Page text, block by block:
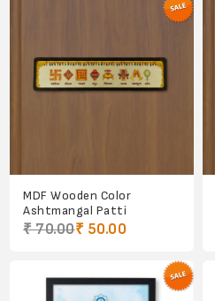
MDF Wooden Color
Ashtmangal Patti
₹ 70.00₹ 50.00